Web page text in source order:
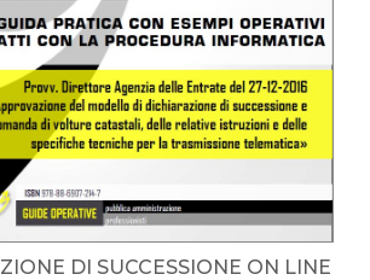
DI SUCCESSIONE ON LINE